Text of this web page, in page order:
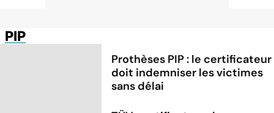
PIP
Prothèses PIP : le certificateur
doit indemniser les victimes
sans délai